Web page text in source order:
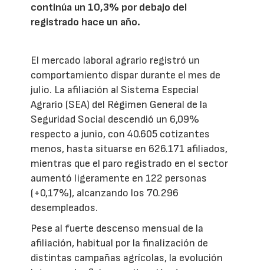
continúa un 10,3% por debajo del
registrado hace un año.
El mercado laboral agrario registró un
comportamiento dispar durante el mes de
julio. La afiliación al Sistema Especial
Agrario (SEA) del Régimen General de la
Seguridad Social descendió un 6,09%
respecto a junio, con 40.605 cotizantes
menos, hasta situarse en 626.171 afiliados,
mientras que el paro registrado en el sector
aumentó ligeramente en 122 personas
(+0,17%), alcanzando los 70.296
desempleados.
Pese al fuerte descenso mensual de la
afiliación, habitual por la finalización de
distintas campañas agrícolas, la evolución